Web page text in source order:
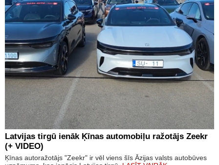
Latvijas tirgū ienāk Ķīnas automobiļu ražotājs Zeekr
(+ VIDEO)
Ķīnas autoražotājs "Zeekr" ir vēl viens šīs Āzijas valsts autobūves